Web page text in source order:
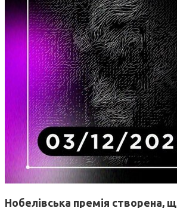
Нобелівська премія створена,